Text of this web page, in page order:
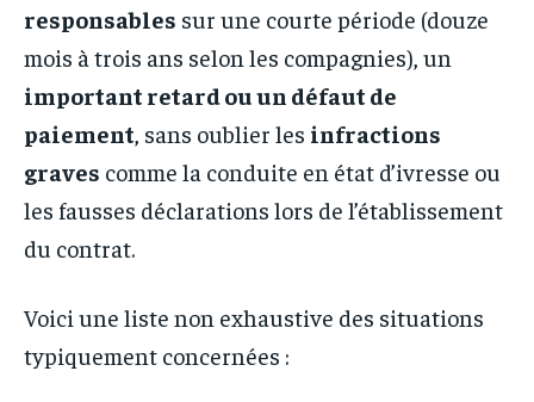
responsables sur une courte période (douze
mois à trois ans selon les compagnies), un
important retard ou un défaut de
paiement , sans oublier les infractions
graves comme la conduite en état d’ivresse ou
les fausses déclarations lors de l’établissement
du contrat.
Voici une liste non exhaustive des situations
typiquement concernées :